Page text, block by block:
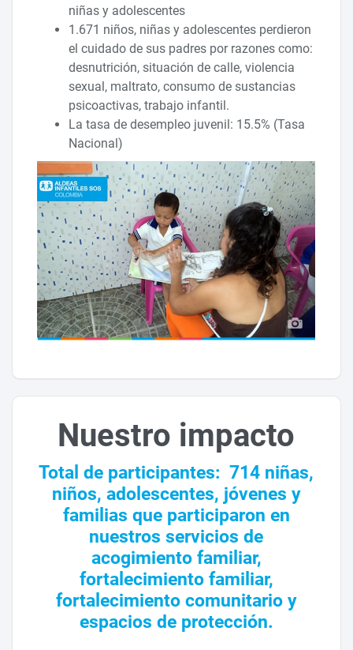
niñas y adolescentes
1.671 niños, niñas y adolescentes perdieron
el cuidado de sus padres por razones como:
desnutrición, situación de calle, violencia
sexual, maltrato, consumo de sustancias
psicoactivas, trabajo infantil.
La tasa de desempleo juvenil: 15.5% (Tasa
Nacional)
Nuestro impacto
Total de participantes: 714 niñas,
niños, adolescentes, jóvenes y
familias que participaron en
nuestros servicios de
acogimiento familiar,
fortalecimiento familiar,
fortalecimiento comunitario y
espacios de protección.